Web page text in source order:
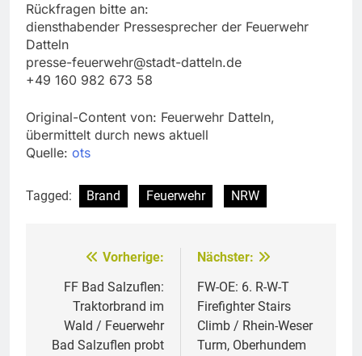
Rückfragen bitte an:
diensthabender Pressesprecher der Feuerwehr
Datteln
presse-feuerwehr@stadt-datteln.de
+49 160 982 673 58
Original-Content von: Feuerwehr Datteln,
übermittelt durch news aktuell
Quelle: ots
Tagged: Brand Feuerwehr NRW
Beitragsnavigation
Vorherige:
FF Bad Salzuflen:
Traktorbrand im
Wald / Feuerwehr
Bad Salzuflen probt
Nächster:
FW-OE: 6. R-W-T
Firefighter Stairs
Climb / Rhein-Weser
Turm, Oberhundem